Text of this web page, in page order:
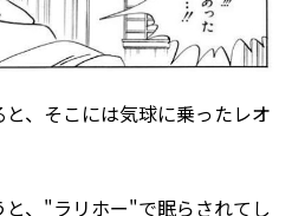
、そこには気球に乗ったレオ
、"ラリホー"で眠らされてし